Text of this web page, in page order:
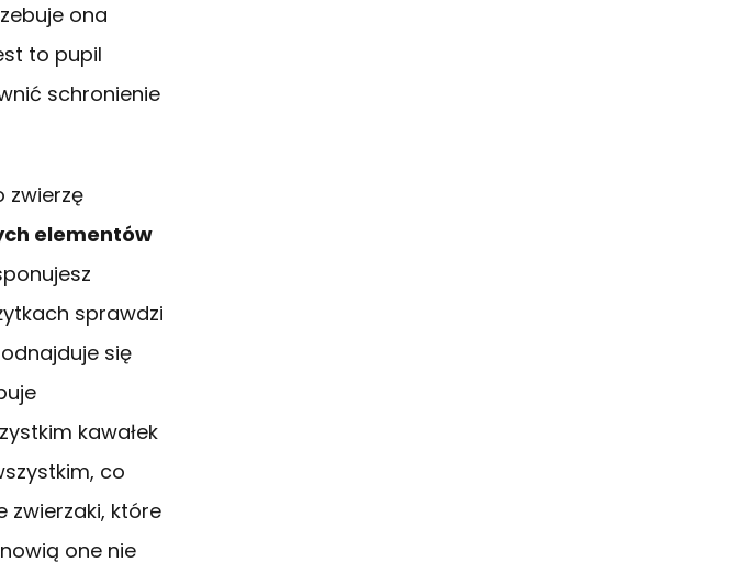
ona
to pupil
schronienie
zwierzę
elementów
sprawdzi
się
kawałek
co
zwierzaki, które
one nie